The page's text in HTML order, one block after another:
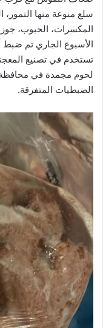
سلع منوعة منها التمور،
المكسرات، الحبوب، جوز
الأسبوع الجاري تم ضبط
تستخدم في تصنيع
لحوم مجمدة في محافظة
الضبطيات المتفرقة.